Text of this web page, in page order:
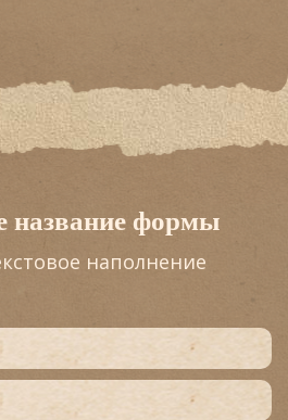
название формы
наполнение